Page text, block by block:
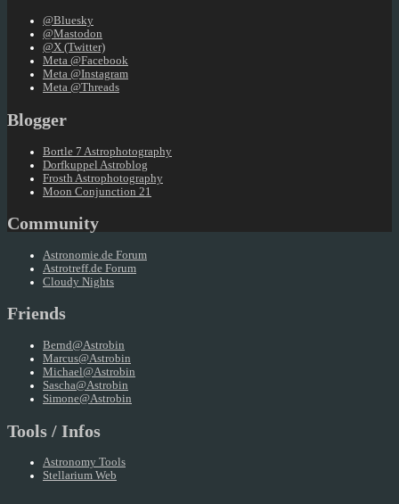
@Bluesky
@Mastodon
@X (Twitter)
Meta @Facebook
Meta @Instagram
Meta @Threads
Blogger
Bortle 7 Astrophotography
Dorfkuppel Astroblog
Frosth Astrophotography
Moon Conjunction 21
Community
Astronomie.de Forum
Astrotreff.de Forum
Cloudy Nights
Friends
Bernd@Astrobin
Marcus@Astrobin
Michael@Astrobin
Sascha@Astrobin
Simone@Astrobin
Tools / Infos
Astronomy Tools
Stellarium Web